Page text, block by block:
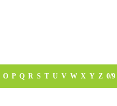
O P Q R S T U V W X Y Z 0/9